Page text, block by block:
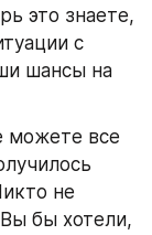
это знаете,
с
шансы на
можете все
не
бы хотели,